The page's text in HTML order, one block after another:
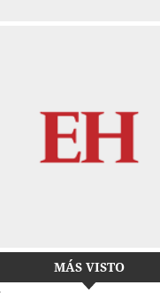
MÁS VISTO